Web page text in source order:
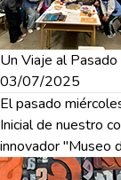
Un Viaje al
03/07/2025
El pasado
Inicial de nuestro
innovador "Museo